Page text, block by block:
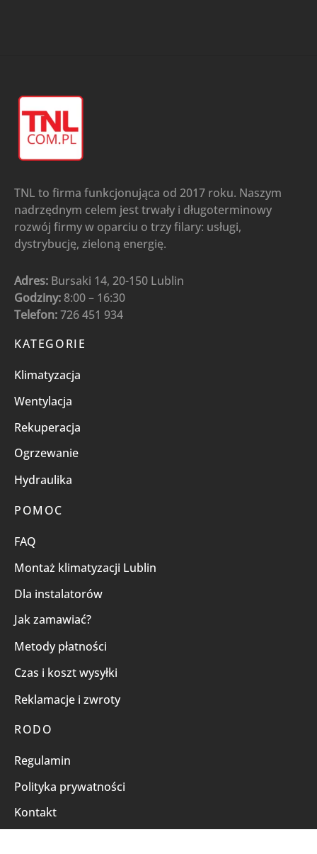
TNL to firma funkcjonująca od 2017 roku. Naszym
nadrzędnym celem jest trwały i długoterminowy
rozwój firmy w oparciu o trzy filary: usługi,
dystrybucję, zieloną energię.
Adres: Bursaki 14, 20-150 Lublin
Godziny: 8:00 – 16:30
Telefon:726 451 934
KATEGORIE
Klimatyzacja
Wentylacja
Rekuperacja
Ogrzewanie
Hydraulika
POMOC
FAQ
Montaż klimatyzacji Lublin
Dla instalatorów
Jak zamawiać?
Metody płatności
Czas i koszt wysyłki
Reklamacje i zwroty
RODO
Regulamin
Polityka prywatności
Kontakt